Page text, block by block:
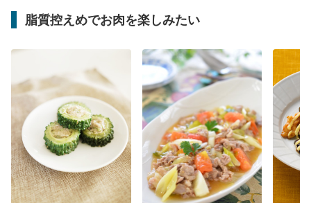
脂質控えめでお肉を楽しみたい